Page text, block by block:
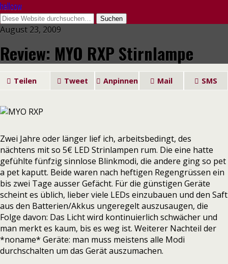
hellcow
August 23, 2009
Review: MYO RXP Stirnlampe
Teilen Tweet Anpinnen Mail SMS
Zwei Jahre oder länger lief ich, arbeitsbedingt, des
nächtens mit so 5€ LED Strinlampen rum. Die eine hatte
gefühlte fünfzig sinnlose Blinkmodi, die andere ging so pet
a pet kaputt. Beide waren nach heftigen Regengrüssen ein
bis zwei Tage ausser Gefächt. Für die günstigen Geräte
scheint es üblich, lieber viele LEDs einzubauen und den Saft
aus den Batterien/Akkus ungeregelt auszusaugen, die
Folge davon: Das Licht wird kontinuierlich schwächer und
man merkt es kaum, bis es weg ist. Weiterer Nachteil der
*noname* Geräte: man muss meistens alle Modi
durchschalten um das Gerät auszumachen.